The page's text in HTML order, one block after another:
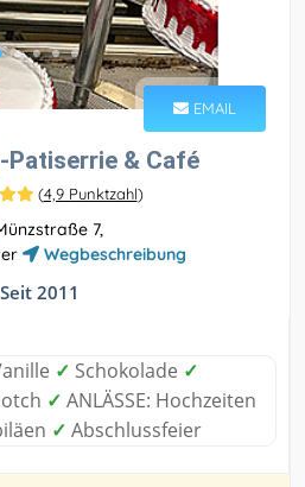
EMAIL
Patiserrie & Café
(4,9 Punktzahl)
7,
Wegbeschreibung
Seit 2011
✓ Schokolade ✓
✓ ANLÄSSE: Hochzeiten
✓ Abschlussfeier